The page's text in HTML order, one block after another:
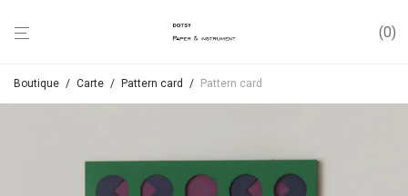
0
Boutique / Carte / Pattern card / Pattern card